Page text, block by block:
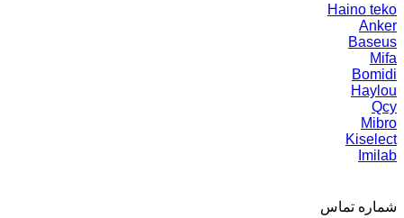
Haino teko
Anker
Baseus
Mifa
Bomidi
Haylou
Qcy
Mibro
Kiselect
Imilab
شماره تماس